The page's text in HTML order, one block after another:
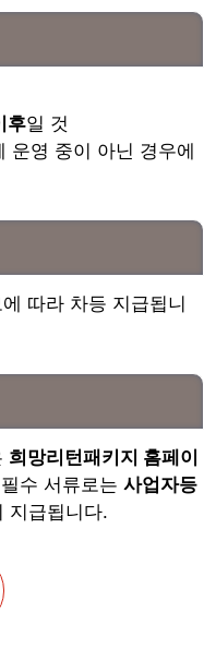
후일 것
운영 중이 아닌 경우에
따라 차등 지급됩니
희망리턴패키지 홈페이
수 서류로는 사업자등
지급됩니다.